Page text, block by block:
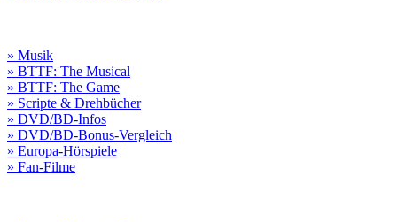
» Musik
» BTTF: The Musical
» BTTF: The Game
» Scripte & Drehbücher
» DVD/BD-Infos
» DVD/BD-Bonus-Vergleich
» Europa-Hörspiele
» Fan-Filme